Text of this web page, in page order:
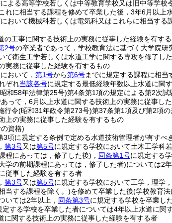
よる高等学校若しくは中等教育学校又は旧中等学校
れに相当する課程を修めて卒業した後，3年6月以上
おいて機械科若しくは電気科又はこれらに相当す
の工事に関する技術上の実務に従事した経験を有す
2号の卒業者であって，学校教育法に基づく大学院
て衛生工学若しくは水道工学に関する専攻を修了した
実務に従事した経験を有するもの
おいて， 第1号から第6号までに規定する課程に相
ぞれ当該各号に規定する最低経験年数以上水道に関
和58年法律第25号)第4条第1項の規定による第2次
あって，6月以上水道に関する技術上の実務に従事し
行令(昭和31年政令第273号)第37条第1項及び第2項
上の実務に従事した経験を有するもの
資格)
3項に規定する条例で定める水道技術管理者が有すべ
， 第3号又は第5号に規定する学校において土木工学科
程にあっては，修了した後) ， 同条第1号に規定する
学の前期課程にあっては，修了した者)については2
従事した経験を有する者
， 第3号又は第5号に規定する学校において工学，理学
当する課程を除く。)を修めて卒業した後(学校教育
いては2年以上， 同条第3号に規定する学校を卒業し
定する学校を卒業した者については4年以上水道に関
に関する技術上の実務に従事した経験を有する者